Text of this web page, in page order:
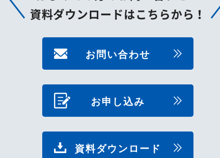
資料ダウンロードはこちらから！
お問い合わせ
お申し込み
資料ダウンロード